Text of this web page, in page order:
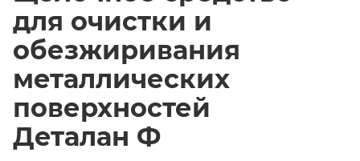
для очистки и
обезжиривания
металлических
поверхностей
Деталан Ф